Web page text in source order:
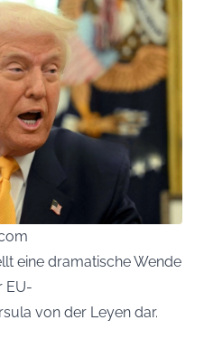
eine dramatische Wende
EU-
von der Leyen dar.